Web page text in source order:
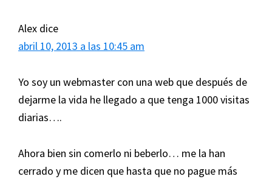
Alex dice
abril 10, 2013 a las 10:45 am
Yo soy un webmaster con una web que después de
dejarme la vida he llegado a que tenga 1000 visitas
diarias….
Ahora bien sin comerlo ni beberlo… me la han
cerrado y me dicen que hasta que no pague más